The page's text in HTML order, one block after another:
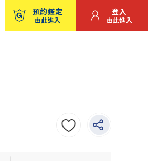
預約鑑定
由此進入
登入
由此進入